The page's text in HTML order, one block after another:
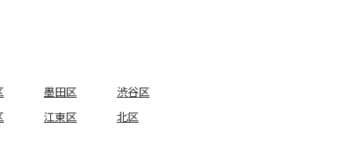
墨田区
渋谷区
江東区
北区